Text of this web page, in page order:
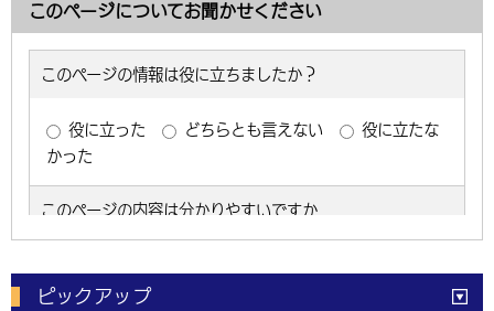
このページについてお聞かせください
ピックアップ